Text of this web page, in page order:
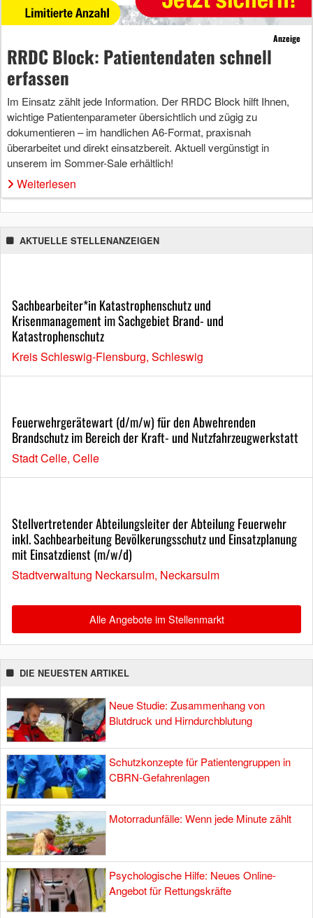
Anzeige
RRDC Block: Patientendaten schnell
erfassen
Im Einsatz zählt jede Information. Der RRDC Block hilft Ihnen,
wichtige Patientenparameter übersichtlich und zügig zu
dokumentieren – im handlichen A6-Format, praxisnah
überarbeitet und direkt einsatzbereit. Aktuell vergünstigt in
unserem im Sommer-Sale erhältlich!
Weiterlesen
AKTUELLE STELLENANZEIGEN
Sachbearbeiter*in Katastrophenschutz und
Krisenmanagement im Sachgebiet Brand- und
Katastrophenschutz
Kreis Schleswig-Flensburg, Schleswig
Feuerwehrgerätewart (d/m/w) für den Abwehrenden
Brandschutz im Bereich der Kraft- und Nutzfahrzeugwerkstatt
Stadt Celle, Celle
Stellvertretender Abteilungsleiter der Abteilung Feuerwehr
inkl. Sachbearbeitung Bevölkerungsschutz und Einsatzplanung
mit Einsatzdienst (m/w/d)
Stadtverwaltung Neckarsulm, Neckarsulm
Alle Angebote im Stellenmarkt
DIE NEUESTEN ARTIKEL
Neue Studie: Zusammenhang von
Blutdruck und Hirndurchblutung
Schutzkonzepte für Patientengruppen in
CBRN-Gefahrenlagen
Motorradunfälle: Wenn jede Minute zählt
Psychologische Hilfe: Neues Online-
Angebot für Rettungskräfte